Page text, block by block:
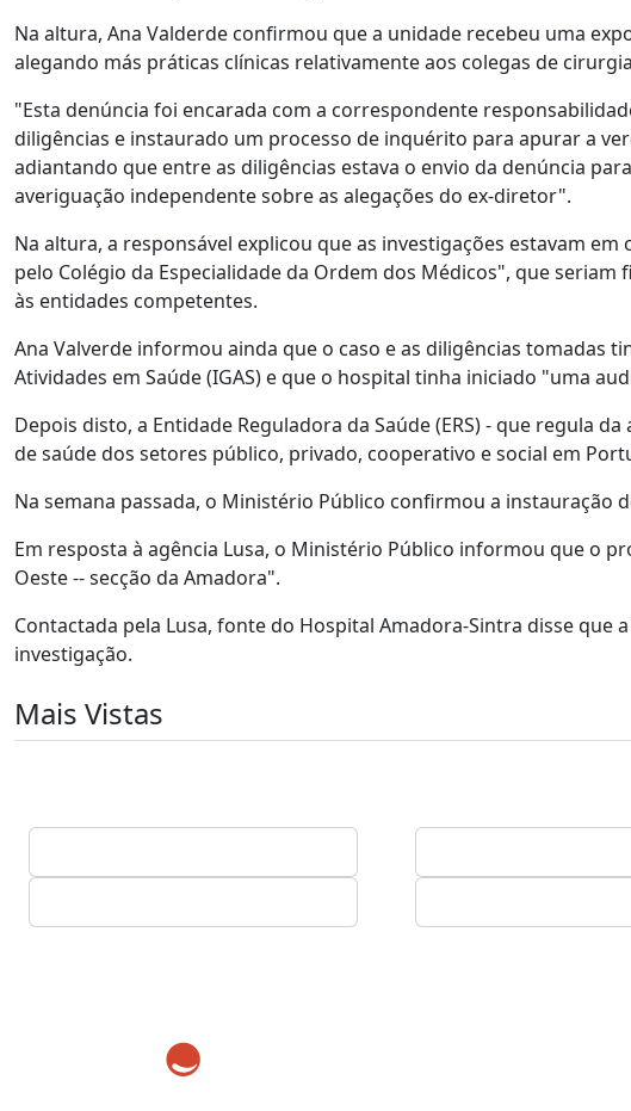
Na altura, Ana Valderde confirmou que a unidade recebeu uma
alegando más práticas clínicas relativamente aos colegas de
"Esta denúncia foi encarada com a correspondente
diligências e instaurado um processo de inquérito para apurar a
adiantando que entre as diligências estava o envio da denúncia
averiguação independente sobre as alegações do ex-diretor".
Na altura, a responsável explicou que as investigações estavam
pelo Colégio da Especialidade da Ordem dos Médicos", que
às entidades competentes.
Ana Valverde informou ainda que o caso e as diligências tomadas
Atividades em Saúde (IGAS) e que o hospital tinha iniciado "uma
Depois disto, a Entidade Reguladora da Saúde (ERS) - que regula
de saúde dos setores público, privado, cooperativo e social em
Na semana passada, o Ministério Público confirmou a instauração
Em resposta à agência Lusa, o Ministério Público informou que o
Oeste -- secção da Amadora".
Contactada pela Lusa, fonte do Hospital Amadora-Sintra disse que
investigação.
Mais Vistas